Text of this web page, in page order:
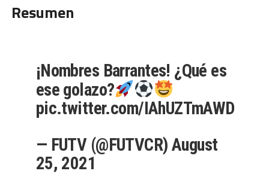
Resumen
¡Nombres Barrantes! ¿Qué es
ese golazo?
pic.twitter.com/IAhUZTmAWD
— FUTV (@FUTVCR) August
25, 2021